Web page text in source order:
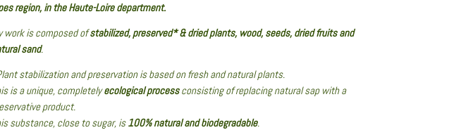
region, in the Haute-Loire department.
work is composed ofstabilized, preserved* & dried plants, wood, seeds, dried fruits and
sand.
stabilization and preservation is based on fresh and natural plants.
is a unique, completelyecological processconsisting of replacing natural sap with a
product.
substance, close to sugar, is100% natural and biodegradable.